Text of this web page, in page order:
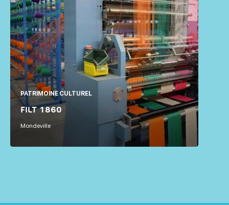
PATRIMOINE CULTUREL
FILT 1860
Mondeville